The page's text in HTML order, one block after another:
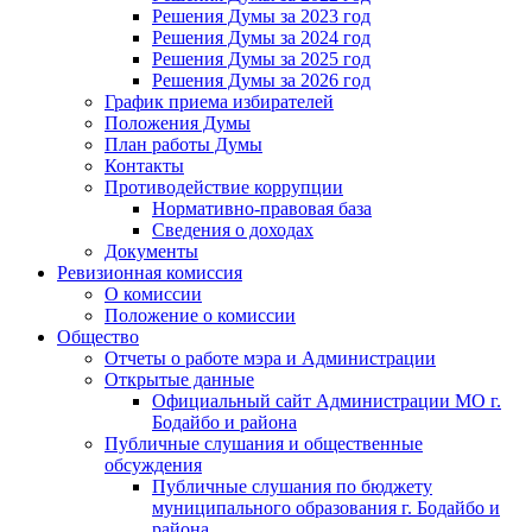
Решения Думы за 2023 год
Решения Думы за 2024 год
Решения Думы за 2025 год
Решения Думы за 2026 год
График приема избирателей
Положения Думы
План работы Думы
Контакты
Противодействие коррупции
Нормативно-правовая база
Сведения о доходах
Документы
Ревизионная комиссия
О комиссии
Положение о комиссии
Общество
Отчеты о работе мэра и Администрации
Открытые данные
Официальный сайт Администрации МО г.
Бодайбо и района
Публичные слушания и общественные
обсуждения
Публичные слушания по бюджету
муниципального образования г. Бодайбо и